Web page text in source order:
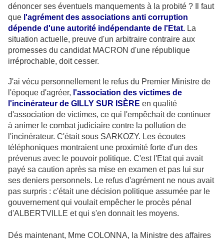
dénoncer ses éventuels manquements à la probité ? Il faut
que l'agrément des associations anti corruption
dépende d'une autorité indépendante de l'Etat. La
situation actuelle, preuve d'un arbitraire contraire aux
promesses du candidat MACRON d'une république
irréprochable, doit cesser.
J'ai vécu personnellement le refus du Premier Ministre de
l'époque d'agréer, l'association des victimes de
l'incinérateur de GILLY SUR ISÈRE en qualité
d'association de victimes, ce qui l'empêchait de continuer
à animer le combat judiciaire contre la pollution de
l'incinérateur. C'était sous SARKOZY. Les écoutes
téléphoniques montraient une proximité forte d'un des
prévenus avec le pouvoir politique. C'est l'Etat qui avait
payé sa caution après sa mise en examen et pas lui sur
ses deniers personnels. Le refus d'agrément ne nous avait
pas surpris : c'était une décision politique assumée par le
gouvernement qui voulait empêcher le procès pénal
d'ALBERTVILLE et qui s'en donnait les moyens.
Dés maintenant, Mme COLONNA, la Ministre des affaires